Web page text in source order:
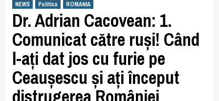
NEWS Politica ROMANIA
Dr. Adrian Cacovean: 1.
Comunicat către ruși! Când
l-ați dat jos cu furie pe
Ceaușescu și ați început